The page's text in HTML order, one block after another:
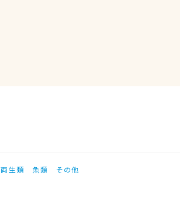
両生類 魚類 その他